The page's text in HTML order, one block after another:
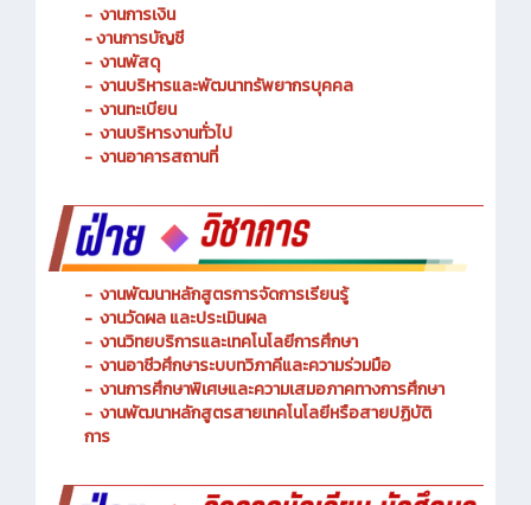
- งานการเงิน
-งานการบัญชี
- งานพัสดุ
- งานบริหารและพัฒนาทรัพยากรบุคคล
- งานทะเบียน
- งานบริหารงานทั่วไป
- งานอาคารสถานที่
- งานพัฒนาหลักสูตรการจัดการเรียนรู้
- งานวัดผล และประเมินผล
- งานวิทยบริการและเทคโนโลยีการศึกษา
- งานอาชีวศึกษาระบบทวิภาคีและความร่วมมือ
- งานการศึกษาพิเศษและความเสมอภาคทางการศึกษา
- งานพัฒนาหลักสูตรสายเทคโนโลยีหรือสายปฏิบัติ
การ